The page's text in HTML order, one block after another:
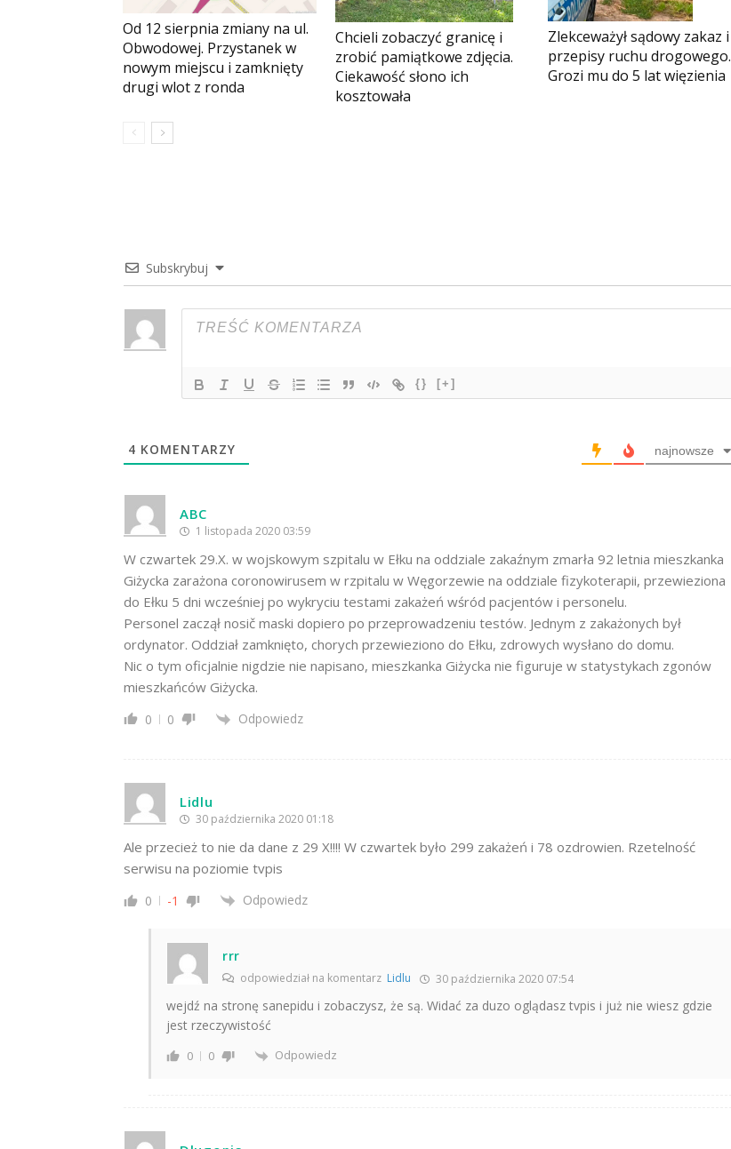
Od 12 sierpnia zmiany na ul.
Obwodowej. Przystanek w
nowym miejscu i zamknięty
drugi wlot z ronda
Chcieli zobaczyć granicę i
zrobić pamiątkowe zdjęcia.
Ciekawość słono ich
kosztowała
Zlekceważył sądowy zakaz i
przepisy ruchu drogowego.
Grozi mu do 5 lat więzienia
Subskrybuj
{} [+]
4 KOMENTARZY najnowsze
ABC
1 listopada 2020 03:59
W czwartek 29.X. w wojskowym szpitalu w Ełku na oddziale zakaźnym zmarła 92 letnia mieszkanka
Giżycka zarażona coronowirusem w rzpitalu w Węgorzewie na oddziale fizykoterapii, przewieziona
do Ełku 5 dni wcześniej po wykryciu testami zakażeń wśród pacjentów i personelu.
Personel zaczął nosič maski dopiero po przeprowadzeniu testów. Jednym z zakażonych był
ordynator. Oddział zamknięto, chorych przewieziono do Ełku, zdrowych wysłano do domu.
Nic o tym oficjalnie nigdzie nie napisano, mieszkanka Giżycka nie figuruje w statystykach zgonów
mieszkańców Giżycka.
0 0 Odpowiedz
Lidlu
30 października 2020 01:18
Ale przecież to nie da dane z 29 X!!!! W czwartek było 299 zakażeń i 78 ozdrowien. Rzetelność
serwisu na poziomie tvpis
0 -1 Odpowiedz
rrr
odpowiedział na komentarz Lidlu 30 października 2020 07:54
wejdź na stronę sanepidu i zobaczysz, że są. Widać za duzo oglądasz tvpis i już nie wiesz gdzie
jest rzeczywistość
0 0 Odpowiedz